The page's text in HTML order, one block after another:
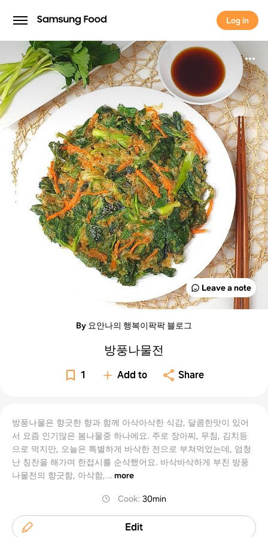
Log in
Log in
Leave a note
By 요안나의 행복이팍팍 블로그
방풍나물전
1 Add to Share
방풍나물은 향긋한 향과 함께 아삭아삭한 식감, 달콤한맛이 있어
서 요즘 인기많은 봄나물중 하나에요. 주로 장아찌, 무침, 김치등
으로 먹지만, 오늘은 특별하게 바삭한 전으로 부쳐먹었는데, 엄청
난 칭찬을 해가며 한접시를 순삭했어요. 바삭바삭하게 부친 방풍
나물전의 향긋함, 아삭함,... more
Cook:30min
Edit